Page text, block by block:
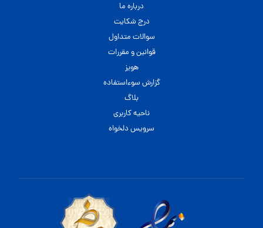
درباره ما
درج شکایت
سوالات متداول
قوانین و مقررات
هویز
گزارش سوءاستفاده
بلاگ
ناحیه کاربری
سرویس دلخواه